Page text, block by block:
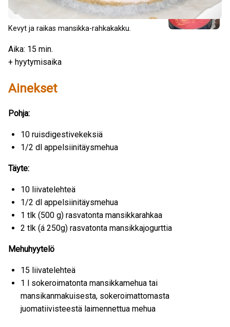
Kevyt ja raikas mansikka-rahkakakku.
Aika: 15 min.
+ hyytymisaika
Ainekset
Pohja:
10 ruisdigestivekeksiä
1/2 dl appelsiinitäysmehua
Täyte:
10 liivatelehteä
1/2 dl appelsiinitäysmehua
1 tlk (500 g) rasvatonta mansikkarahkaa
2 tlk (á 250g) rasvatonta mansikkajogurttia
Mehuhyytelö
15 liivatelehteä
1 l sokeroimatonta mansikkamehua tai
mansikanmakuisesta, sokeroimattomasta
juomatiivisteestä laimennettua mehua